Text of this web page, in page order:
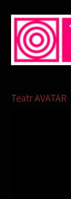
Teatr AVATAR
video